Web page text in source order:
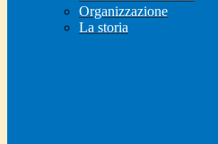
Organizzazione
La storia